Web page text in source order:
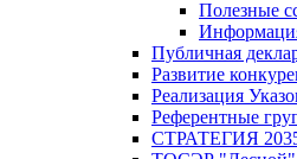
Полезные
Публичная
Развитие
Реализация
Референтные
СТРАТЕГИЯ